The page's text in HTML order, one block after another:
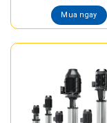
Mua ngay